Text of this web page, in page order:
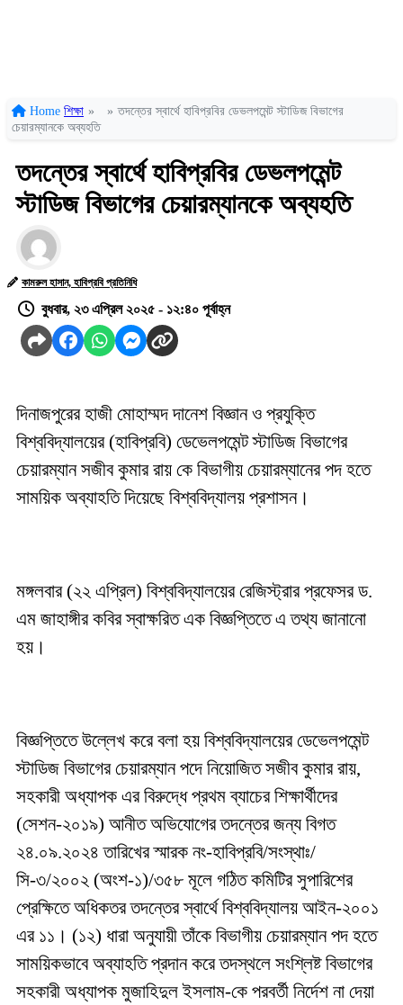
Home শিক্ষা » » তদন্তের স্বার্থে হাবিপ্রবির ডেভলপমেন্ট স্টাডিজ বিভাগের
চেয়ারম্যানকে অব্যহতি
তদন্তের স্বার্থে হাবিপ্রবির ডেভলপমেন্ট
স্টাডিজ বিভাগের চেয়ারম্যানকে অব্যহতি
কামরুল হাসান, হাবিপ্রবি প্রতিনিধি
বুধবার, ২৩ এপ্রিল ২০২৫ - ১২:৪০ পূর্বাহ্ন
দিনাজপুরের হাজী মোহাম্মদ দানেশ বিজ্ঞান ও প্রযুক্তি
বিশ্ববিদ্যালয়ের (হাবিপ্রবি) ডেভেলপমেন্ট স্টাডিজ বিভাগের
চেয়ারম্যান সজীব কুমার রায় কে বিভাগীয় চেয়ারম্যানের পদ হতে
সাময়িক অব্যাহতি দিয়েছে বিশ্ববিদ্যালয় প্রশাসন।
মঙ্গলবার (২২ এপ্রিল) বিশ্ববিদ্যালয়ের রেজিস্ট্রার প্রফেসর ড.
এম জাহাঙ্গীর কবির স্বাক্ষরিত এক বিজ্ঞপ্তিতে এ তথ্য জানানো
হয়।
বিজ্ঞপ্তিতে উল্লেখ করে বলা হয় বিশ্ববিদ্যালয়ের ডেভেলপমেন্ট
স্টাডিজ বিভাগের চেয়ারম্যান পদে নিয়োজিত সজীব কুমার রায়,
সহকারী অধ্যাপক এর বিরুদ্ধে প্রথম ব্যাচের শিক্ষার্থীদের
(সেশন-২০১৯) আনীত অভিযোগের তদন্তের জন্য বিগত
২৪.০৯.২০২৪ তারিখের স্মারক নং-হাবিপ্রবি/সংস্থাঃ/
সি-৩/২০০২ (অংশ-১)/৩৫৮ মূলে গঠিত কমিটির সুপারিশের
প্রেক্ষিতে অধিকতর তদন্তের স্বার্থে বিশ্ববিদ্যালয় আইন-২০০১
এর ১১। (১২) ধারা অনুযায়ী তাঁকে বিভাগীয় চেয়ারম্যান পদ হতে
সাময়িকভাবে অব্যাহতি প্রদান করে তদস্থলে সংশ্লিষ্ট বিভাগের
সহকারী অধ্যাপক মুজাহিদুল ইসলাম-কে পরবর্তী নির্দেশ না দেয়া